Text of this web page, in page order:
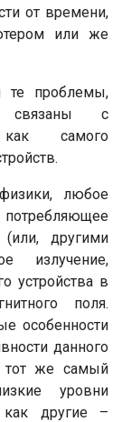
от времени,
или же
те проблемы,
связаны с
как самого
любое
(или, другими
излучение,
устройства в
поля.
особенности
данного
тот же самый
уровни
как другие –